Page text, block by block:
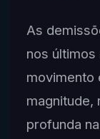
As
nos
movimento
magnitude,
profunda